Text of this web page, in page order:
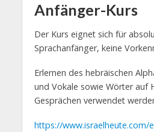
Anfänger-Kurs
Der Kurs eignet sich für
Sprachanfänger, keine
Erlernen des hebräischen
und Vokale sowie Wörter auf
Gesprächen verwendet
https://www.israelheute.com/